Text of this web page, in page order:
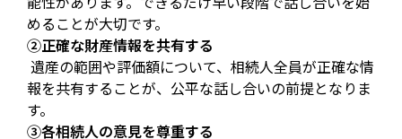
めることが大切です。
②正確な財産情報を共有する
遺産の範囲や評価額について、相続人全員が正確な情
報を共有することが、公平な話し合いの前提となりま
す。
③各相続人の意見を尊重する